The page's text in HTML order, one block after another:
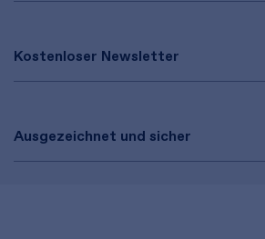
Kostenloser Newsletter
Ausgezeichnet und sicher